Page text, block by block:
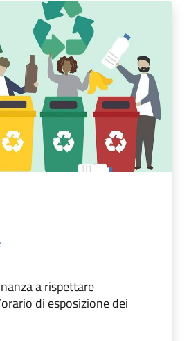
a rispettare
di esposizione dei